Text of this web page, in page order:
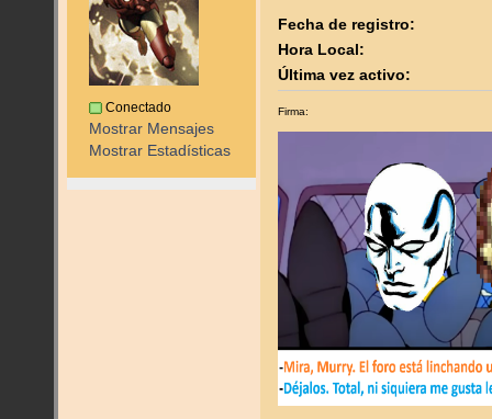
Conectado
Mostrar Mensajes
Mostrar Estadísticas
Fecha de registro:
Hora Local:
Última vez activo:
Firma: